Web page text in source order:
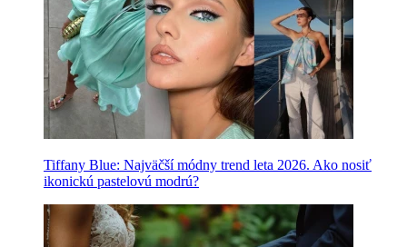
Tiffany Blue: Najväčší módny trend leta 2026. Ako nosiť
ikonickú pastelovú modrú?